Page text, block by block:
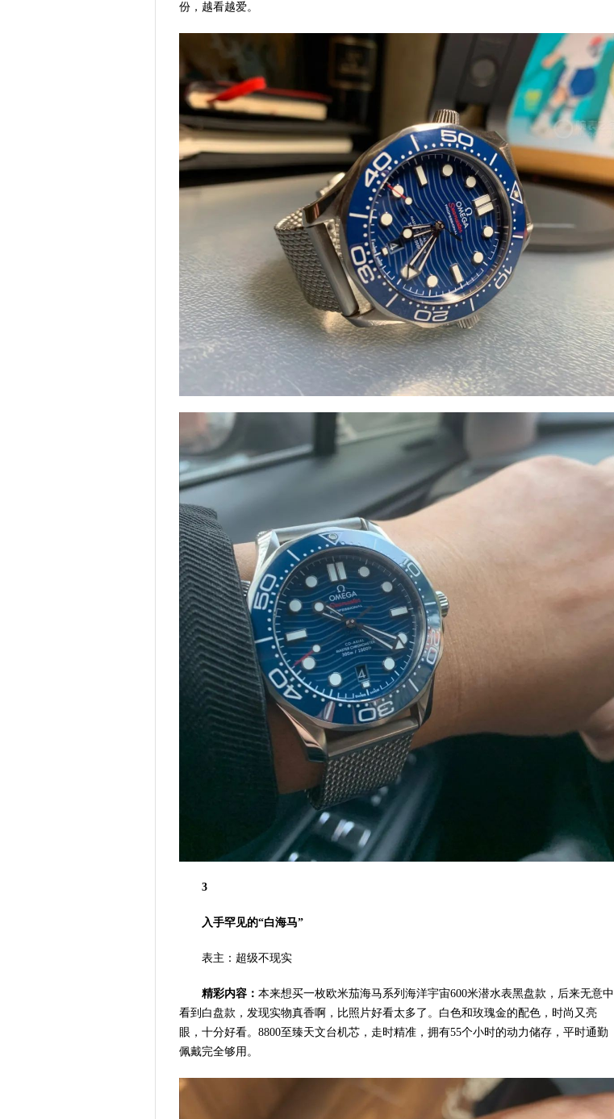
份，越看越爱。
3
入手罕见的“白海马”
表主：超级不现实
精彩内容： 本来想买一枚欧米茄海马系列海洋宇宙600米潜水表黑盘款，后来无意中
看到白盘款，发现实物真香啊，比照片好看太多了。白色和玫瑰金的配色，时尚又亮
眼，十分好看。8800至臻天文台机芯，走时精准，拥有55个小时的动力储存，平时通勤
佩戴完全够用。